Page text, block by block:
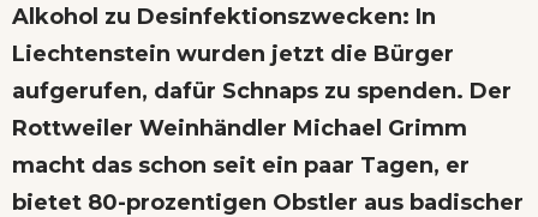
Alkohol zu Desinfektionszwecken: In
Liechtenstein wurden jetzt die Bürger
aufgerufen, dafür Schnaps zu spenden. Der
Rottweiler Weinhändler Michael Grimm
macht das schon seit ein paar Tagen, er
bietet 80-prozentigen Obstler aus badischer